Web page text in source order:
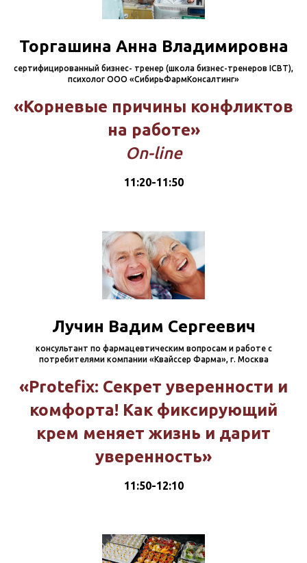
Торгашина Анна Владимировна
сертифицированный бизнес- тренер (школа бизнес-тренеров ICBT),
психолог ООО «СибирьФармКонсалтинг»
«Корневые причины конфликтов
на работе»
On-line
11:20-11:50
Лучин Вадим Сергеевич
консультант по фармацевтическим вопросам и работе с
потребителями компании «Квайссер Фарма», г. Москва
«Protefix: Секрет уверенности и
комфорта! Как фиксирующий
крем меняет жизнь и дарит
уверенность»
11:50-12:10